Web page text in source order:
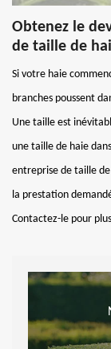
Obtenez le
de taille de
Si votre haie
branches poussent
Une taille est
une taille de haie
entreprise de taille de
la prestation
Contactez-le pour